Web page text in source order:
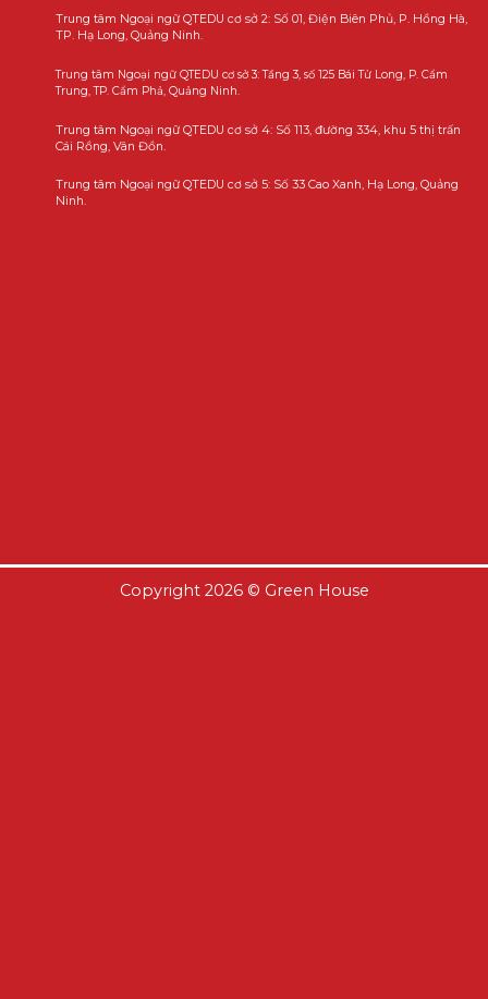
Trung tâm Ngoại ngữ QTEDU cơ sở 2: Số 01, Điện Biên Phủ, P. Hồng Hà,
TP. Hạ Long, Quảng Ninh.
Trung tâm Ngoại ngữ QTEDU cơ sở 3: Tầng 3, số 125 Bái Tử Long, P. Cẩm
Trung, TP. Cẩm Phả, Quảng Ninh.
Trung tâm Ngoại ngữ QTEDU cơ sở 4: Số 113, đường 334, khu 5 thị trấn
Cái Rồng, Vân Đồn.
Trung tâm Ngoại ngữ QTEDU cơ sở 5: Số 33 Cao Xanh, Hạ Long, Quảng
Ninh.
Copyright 2026 © Green House